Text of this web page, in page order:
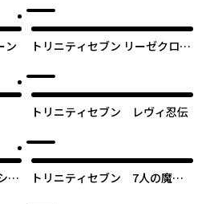
ン
トリニティセブン リーゼクロニ
トリニティセブン レヴィ忍伝
ア
トリニティセブン 7人の魔書